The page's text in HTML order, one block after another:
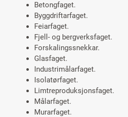
Betongfaget.
Byggdriftarfaget.
Feiarfaget.
Fjell- og bergverksfaget.
Forskalingssnekkar.
Glasfaget.
Industrimålarfaget.
Isolatørfaget.
Limtreproduksjonsfaget.
Målarfaget.
Murarfaget.